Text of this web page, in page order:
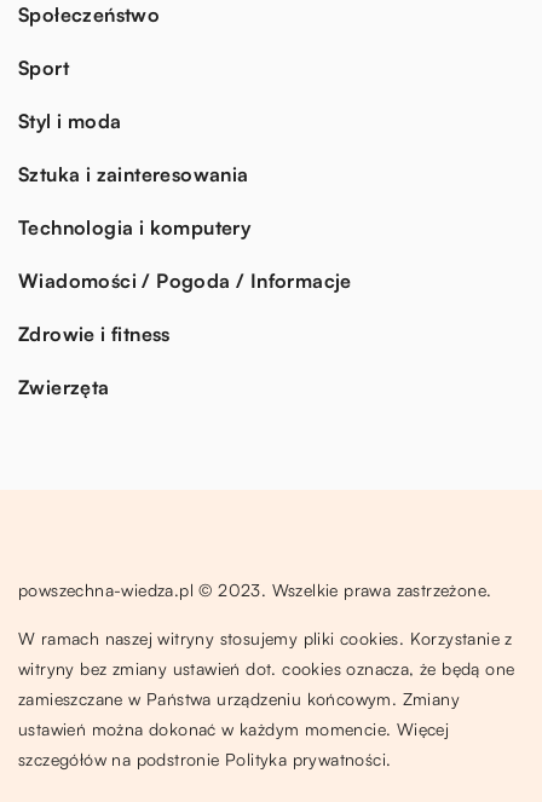
Społeczeństwo
Sport
Styl i moda
Sztuka i zainteresowania
Technologia i komputery
Wiadomości / Pogoda / Informacje
Zdrowie i fitness
Zwierzęta
powszechna-wiedza.pl © 2023. Wszelkie prawa zastrzeżone.
W ramach naszej witryny stosujemy pliki cookies. Korzystanie z
witryny bez zmiany ustawień dot. cookies oznacza, że będą one
zamieszczane w Państwa urządzeniu końcowym. Zmiany
ustawień można dokonać w każdym momencie. Więcej
szczegółów na podstronie Polityka prywatności.